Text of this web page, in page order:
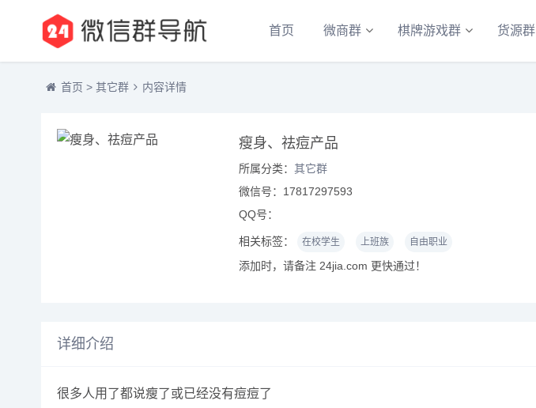
首页 微商群 棋牌游戏群 货源群
首页 > 其它群 内容详情
瘦身、祛痘产品
所属分类： 其它群
微信号：17817297593
QQ号：
相关标签： 在校学生 上班族 自由职业
添加时，请备注 24jia.com 更快通过！
详细介绍
很多人用了都说瘦了或已经没有痘痘了